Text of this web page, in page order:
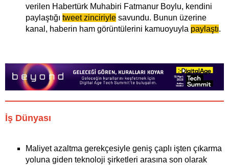
verilen Habertürk Muhabiri Fatmanur Boylu, kendini
paylaştığı tweet zinciriyle savundu. Bunun üzerine
kanal, haberin ham görüntülerini kamuoyuyla paylaştı.
İş Dünyası
Maliyet azaltma gerekçesiyle geniş çaplı işten çıkarma
yoluna giden teknoloji şirketleri arasına son olarak